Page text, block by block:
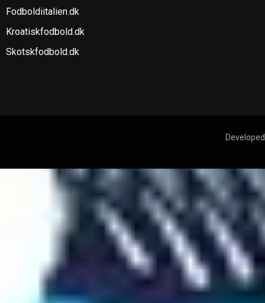
Fodboldiitalien.dk
Kroatiskfodbold.dk
Skotskfodbold.dk